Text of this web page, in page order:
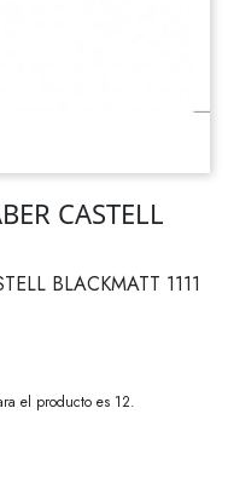
CASTELL
BLACKMATT 1111
el producto es 12.